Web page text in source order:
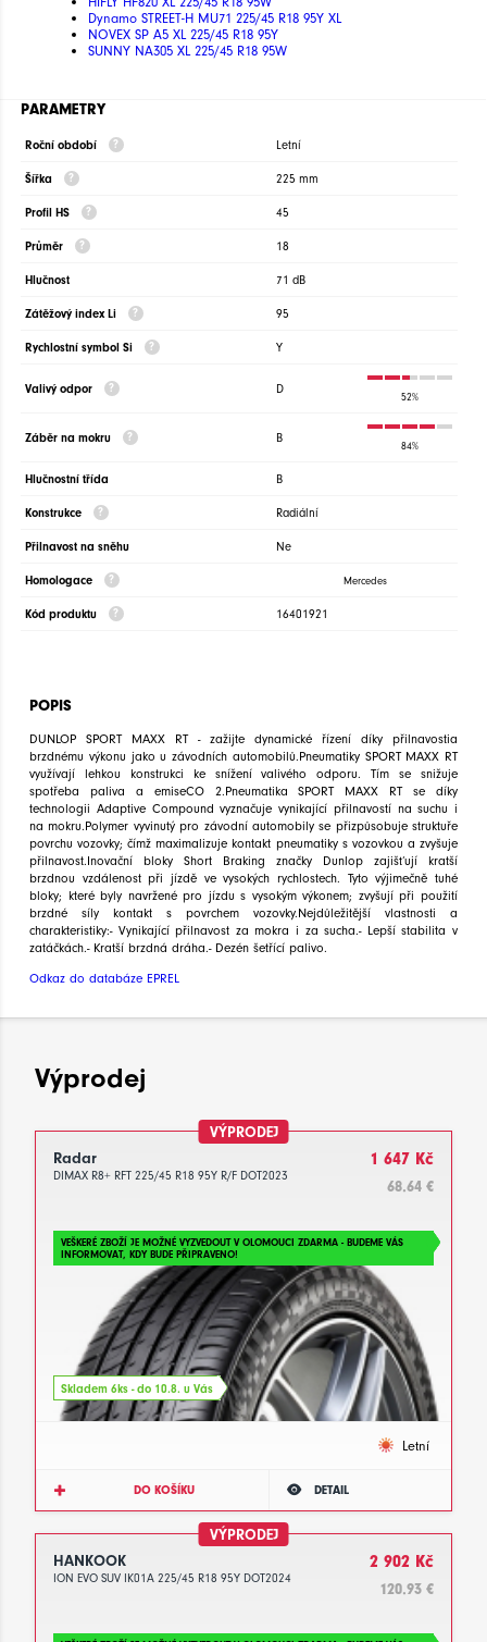
Dynamo STREET-H MU71 225/45 R18 95Y XL
NOVEX SP A5 XL 225/45 R18 95Y
SUNNY NA305 XL 225/45 R18 95W
PARAMETRY
Roční období Letní
Šířka 225 mm
Profil HS 45
Průměr 18
Hlučnost 71 dB
Zátěžový index Li 95
Rychlostní symbol Si Y
Valivý odpor D
52%
Záběr na mokru B
84%
Hlučnostní třída B
Konstrukce Radiální
Přilnavost na sněhu Ne
Homologace Mercedes
Kód produktu 16401921
POPIS
DUNLOP SPORT MAXX RT - zažijte dynamické řízení díky přilnavostia
brzdnému výkonu jako u závodních automobilů.Pneumatiky SPORT MAXX RT
využívají lehkou konstrukci ke snížení valivého odporu. Tím se snižuje
spotřeba paliva a emiseCO 2.Pneumatika SPORT MAXX RT se díky
technologii Adaptive Compound vyznačuje vynikající přilnavostí na suchu i
na mokru.Polymer vyvinutý pro závodní automobily se přizpůsobuje struktuře
povrchu vozovky; čímž maximalizuje kontakt pneumatiky s vozovkou a zvyšuje
přilnavost.Inovační bloky Short Braking značky Dunlop zajišťují kratší
brzdnou vzdálenost při jízdě ve vysokých rychlostech. Tyto výjimečně tuhé
bloky; které byly navržené pro jízdu s vysokým výkonem; zvyšují při použití
brzdné síly kontakt s povrchem vozovky.Nejdůležitější vlastnosti a
charakteristiky:- Vynikající přilnavost za mokra i za sucha.- Lepší stabilita v
zatáčkách.- Kratší brzdná dráha.- Dezén šetřící palivo.
Odkaz do databáze EPREL
Výprodej
VÝPRODEJ
Radar
DIMAX R8+ RFT 225/45 R18 95Y R/F DOT2023
1 647 Kč
68.64 €
VEŠKERÉ ZBOŽÍ JE MOŽNÉ VYZVEDOUT V OLOMOUCI ZDARMA - BUDEME VÁS
INFORMOVAT, KDY BUDE PŘIPRAVENO!
Skladem 6ks - do 10.8. u Vás
Letní
DO KOŠÍKU DETAIL
VÝPRODEJ
HANKOOK
ION EVO SUV IK01A 225/45 R18 95Y DOT2024
2 902 Kč
120.93 €